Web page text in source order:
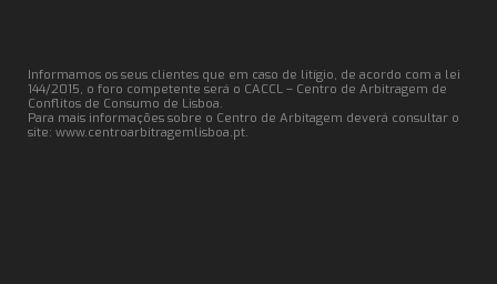
Informamos os seus clientes que em caso de litígio, de acordo com a lei
144/2015, o foro competente será o CACCL – Centro de Arbitragem de
Conflitos de Consumo de Lisboa.
Para mais informações sobre o Centro de Arbitagem deverá consultar o
site: www.centroarbitragemlisboa.pt.